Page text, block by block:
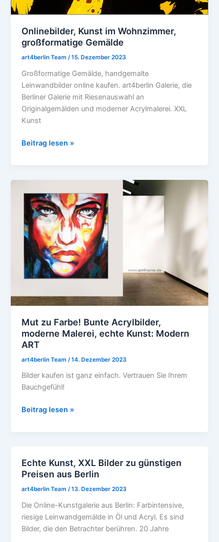
Onlinebilder, Kunst im Wohnzimmer,
großformatige Gemälde
art4berlin Team/15. Dezember 2023
Großformatige Gemälde, handgemalte
Leinwandbilder online kaufen. art4berlin Galerie, die
Berliner Galerie mit Riesenauswahl an
Originalgemälden und moderner Acrylmalerei. XXL
Kunst
Beitrag lesen »
Mut zu Farbe! Bunte Acrylbilder,
moderne Malerei, echte Kunst: Modern
ART
art4berlin Team /14. Dezember 2023
Bilder kaufen ist ganz einfach. Vertrauen Sie Ihrem
Bauchgefühl!
Farbe!
Bunte
Acrylbilder,
moderne
Malerei,
echte
Kunst:
ART
Beitrag lesen »
Echte Kunst, XXL Bilder zu günstigen
Preisen aus Berlin
art4berlin Team/13. Dezember 2023
Die Online-Kunstgalerie aus Berlin: Farbintensive,
riesige Leinwandgemälde in Öl und Acryl. Es sind
Bilder, die den Betrachter berühren. 20 Jahre
Echte
Kunst,
XXL
zu
günstigen
Preisen